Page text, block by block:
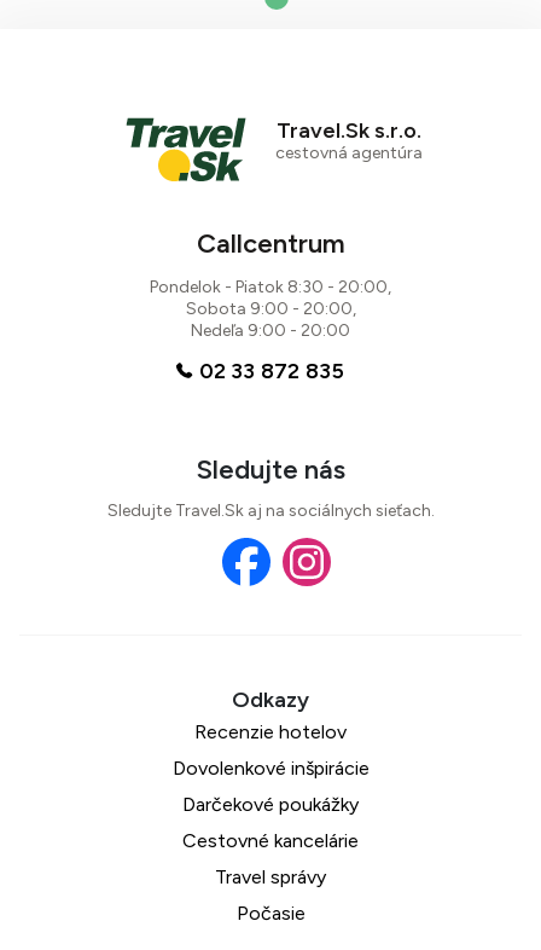
Travel.Sk s.r.o.
cestovná agentúra
Callcentrum
Pondelok - Piatok 8:30 - 20:00,
Sobota 9:00 - 20:00,
Nedeľa 9:00 - 20:00
02 33 872 835
Sledujte nás
Sledujte Travel.Sk aj na sociálnych sieťach.
Recenzie hotelov
Dovolenkové inšpirácie
Darčekové poukážky
Cestovné kancelárie
Travel správy
Počasie